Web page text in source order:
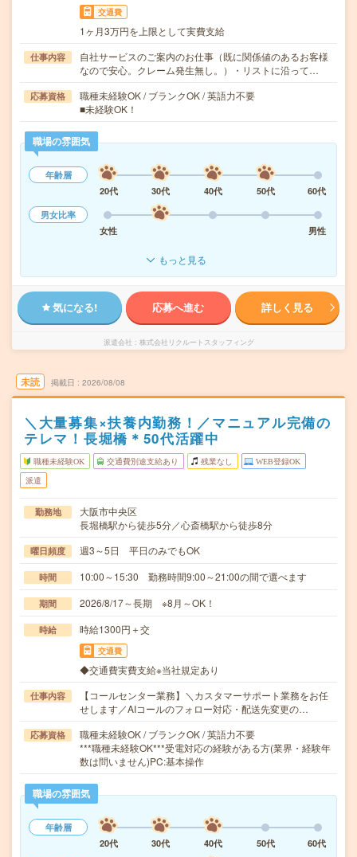
交通費
1ヶ月3万円を上限として実費支給
仕事内容
自社サービスのご案内のお仕事（既に関係値のあるお客様
なので安心。クレーム発生無し。）・リストに沿って…
応募資格
職種未経験OK / ブランクOK / 英語力不要
■未経験OK！
職場の雰囲気
年齢層
20代
30代 40代 50代
60代
男女比率
女性
男性
もっと見る
気になる! 応募へ進む 詳しく見る
派遣会社 株式会社リクルートスタッフィング
未読 掲載日 2026/08/08
＼大量募集×扶養内勤務！／マニュアル完備の
テレマ！長堀橋＊50代活躍中
職種未経験OK 交通費別途支給あり 残業なし WEB登録OK
派遣
勤務地
大阪市中央区
長堀橋駅から徒歩5分／心斎橋駅から徒歩8分
曜日頻度 週3～5日 平日のみでもOK
時間 10:00～15:30 勤務時間9:00～21:00の間で選べます
期間 2026/8/17～長期 ※8月～OK！
時給 時給1300円＋交
交通費
◆交通費実費支給※当社規定あり
仕事内容
【コールセンター業務】＼カスタマーサポート業務をお任
せします／AIコールのフォロー対応・配送先変更の…
応募資格
職種未経験OK / ブランクOK / 英語力不要
***職種未経験OK***受電対応の経験がある方(業界・経験年
数は問いません)PC:基本操作
職場の雰囲気
年齢層
20代
30代 40代 50代
60代